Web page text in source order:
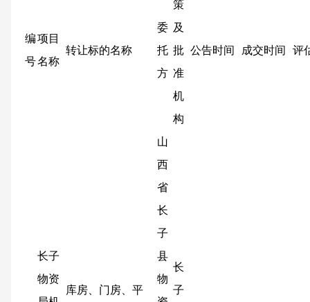
编
号
项目
名称
转让标的名称
委
托
方
策
及
批
准
机
构
公告时间 成交时间 评
长子
物资
库房、门房、平
山
西
省
长
子
县
物
长
子